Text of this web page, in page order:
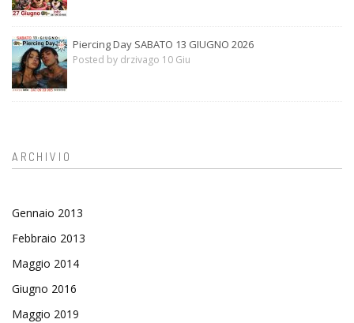
Piercing Day SABATO 13 GIUGNO 2026
Posted by drzivago 10 Giu
ARCHIVIO
Gennaio 2013
Febbraio 2013
Maggio 2014
Giugno 2016
Maggio 2019